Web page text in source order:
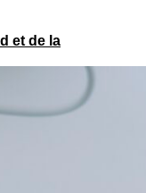
et de la